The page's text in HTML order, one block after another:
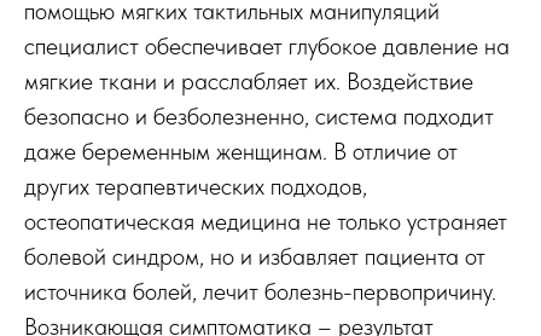
помощью мягких тактильных манипуляций
специалист обеспечивает глубокое давление на
мягкие ткани и расслабляет их. Воздействие
безопасно и безболезненно, система подходит
даже беременным женщинам. В отличие от
других терапевтических подходов,
остеопатическая медицина не только устраняет
болевой синдром, но и избавляет пациента от
источника болей, лечит болезнь-первопричину.
Возникающая симптоматика – результат